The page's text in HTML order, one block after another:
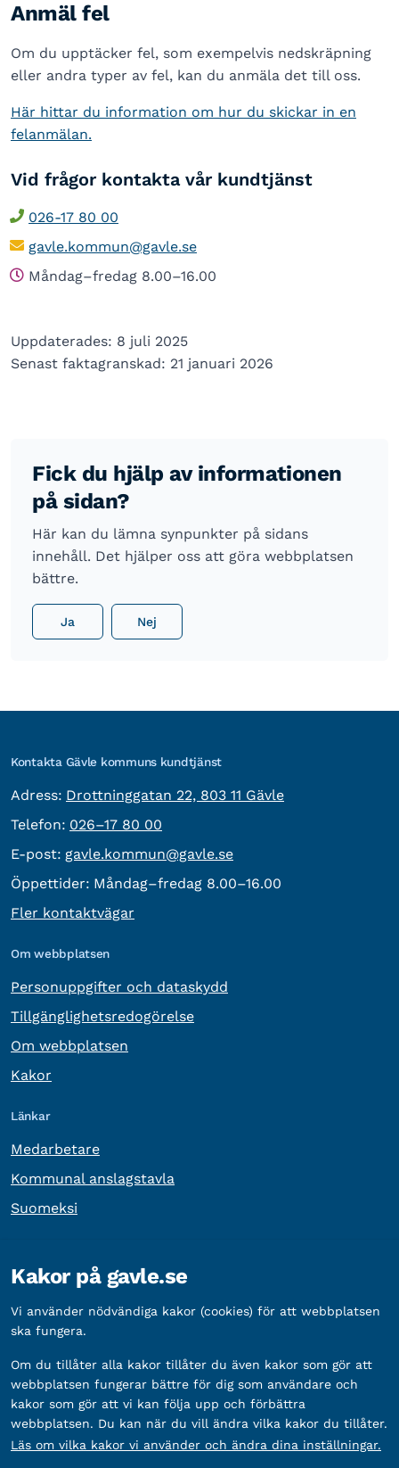
Anmäl fel
Om du upptäcker fel, som exempelvis nedskräpning
eller andra typer av fel, kan du anmäla det till oss.
Här hittar du information om hur du skickar in en
felanmälan.
Vid frågor kontakta vår kundtjänst
026-17 80 00
gavle.kommun@gavle.se
Måndag–fredag 8.00–16.00
Uppdaterades: 8 juli 2025
Senast faktagranskad: 21 januari 2026
Fick du hjälp av informationen
på sidan?
Här kan du lämna synpunkter på sidans
innehåll. Det hjälper oss att göra webbplatsen
bättre.
Ja Nej
Kontakta Gävle kommuns kundtjänst
Adress: besöksadress:
Drottninggatan 22, 803 11 Gävle
Telefon: Telefon:
026–17 80 00
E-post: E-post:
gavle.kommun@gavle.se
Öppettider: Måndag–fredag 8.00–16.00
Fler kontaktvägar
Om webbplatsen
Personuppgifter och dataskydd
Tillgänglighetsredogörelse
Om webbplatsen
Kakor
Länkar
Medarbetare
Kommunal anslagstavla
Suomeksi
Organisationsnummer: 212000-2338
Bankgironummer: 5888-2333
Kakor på gavle.se
Vi använder nödvändiga kakor (cookies) för att webbplatsen
ska fungera.
Om du tillåter alla kakor tillåter du även kakor som gör att
webbplatsen fungerar bättre för dig som användare och
kakor som gör att vi kan följa upp och förbättra
webbplatsen. Du kan när du vill ändra vilka kakor du tillåter.
Läs om vilka kakor vi använder och ändra dina inställningar.